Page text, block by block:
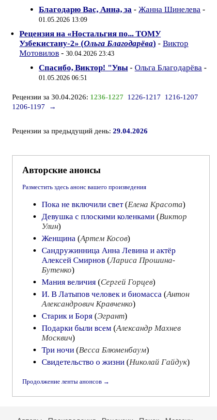
Благодарю Вас, Анна, за - Жанна Шинелева -
01.05.2026 13:09
Рецензия на «Ностальгия по... ТОМУ
Узбекистану-2» (Ольга Благодарёва) - Виктор
Мотовилов - 30.04.2026 23:43
Спасибо, Виктор! "Увы - Ольга Благодарёва -
01.05.2026 06:51
Рецензии за 30.04.2026: 1236-1227 1226-1217
1216-1207
1206-1197
→
Рецензии за предыдущий день: 29.04.2026
Авторские анонсы
Разместить здесь анонс вашего произведения
Пока не включили свет(Елена Красота)
Девушка с плоскими коленками (Виктор
Улин)
Женщина (Артем Косов)
Сандружинница Анна Левина и актёр
Алексей Смирнов (Лариса Прошина-
Бутенко)
Мания величия (Сергей Горцев)
И. В Латыпов человек и биомасса (Антон
Александрович Кравченко)
Старик и Боря (Эгрант)
Подарки были всем (Александр Махнев
Москвич)
Три ночи (Весса Блюменбаум)
Свидетельство о жизни (Николай Гайдук)
Продолжение ленты анонсов →